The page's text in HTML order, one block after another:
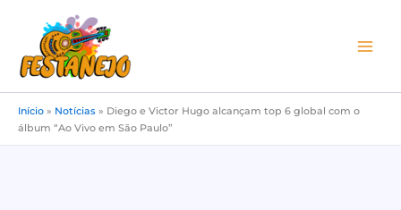
conteúdo
Início » Notícias » Diego e Victor Hugo alcançam top 6 global com o
álbum “Ao Vivo em São Paulo”